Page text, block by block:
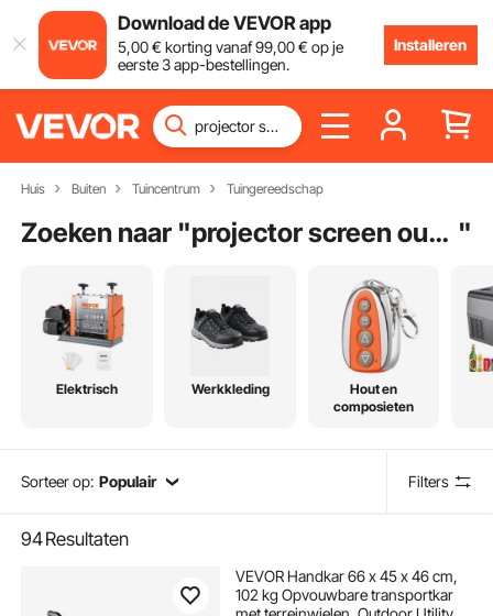
Download de VEVOR app
5,00€ korting vanaf99,00€ op je
eerste 3 app-bestellingen.
Installeren
Huis Buiten Tuincentrum Tuingereedschap
Zoeken naar " projector screen outdoor "
Elektrisch Werkkleding
Hout en
composieten
Sorteer op: Populair Filters
94Resultaten
VEVOR Handkar 66 x 45 x 46 cm,
102 kg Opvouwbare transportkar